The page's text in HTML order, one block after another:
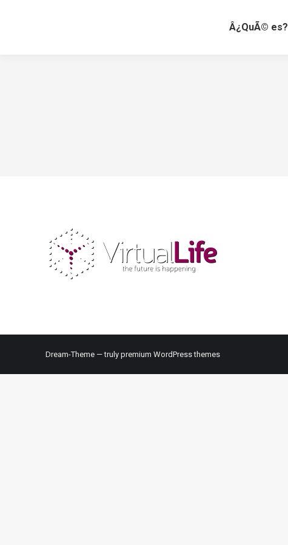
Â¿QuÃ© es?
Dream-Theme — truly premium WordPress themes